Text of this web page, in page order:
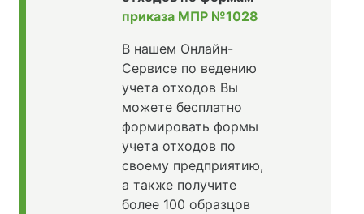
приказа МПР №1028
В нашем Онлайн-
Сервисе по ведению
учета отходов Вы
можете бесплатно
формировать формы
учета отходов по
своему предприятию,
а также получите
более 100 образцов